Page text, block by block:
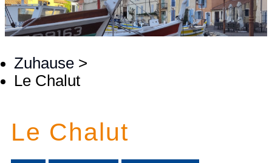
Zuhause >
Le Chalut
Le Chalut